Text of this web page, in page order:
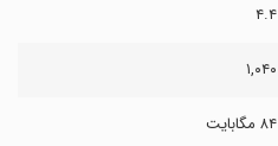
۴.۴
۱,۰۴۰
۸۴ مگابایت